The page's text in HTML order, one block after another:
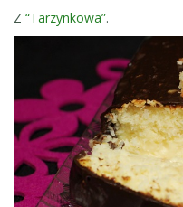
Z “Tarzynkowa”.